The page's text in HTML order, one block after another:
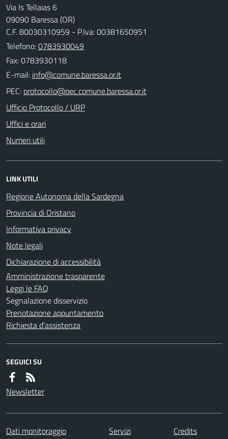
Via Is Tellaias 6
09090 Baressa (OR)
C.F. 80030310959 - P.Iva: 00381650951
Telefono:0783930049
Fax: 0783930118
E-mail:
PEC:
Ufficio Protocollo / URP
Uffici e orari
Numeri utili
LINK UTILI
Regione Autonoma della Sardegna
Provincia di Oristano
Informativa privacy
Note legali
Dichiarazione di accessibilità
Amministrazione trasparente
Leggi le FAQ
Segnalazione disservizio
Prenotazione appuntamento
Richiesta d'assistenza
SEGUICI SU
Newsletter
Dati monitoraggio Servizi
Credits